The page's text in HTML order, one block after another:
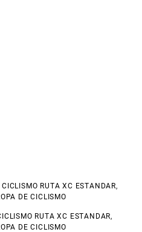
CICLISMO RUTA XC ESTANDAR,
DE CICLISMO
RUTA XC ESTANDAR,
DE CICLISMO